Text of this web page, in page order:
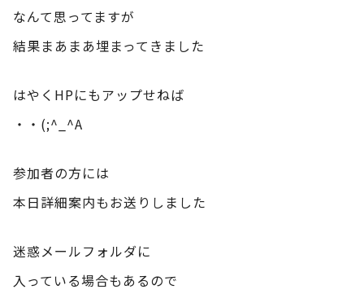
なんて思ってますが
結果まあまあ埋まってきました
はやくHPにもアップせねば
・・(;^_^A
参加者の方には
本日詳細案内もお送りしました
迷惑メールフォルダに
入っている場合もあるので